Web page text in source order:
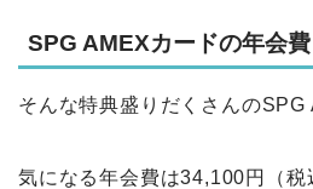
SPG AMEXカードの年会費
そんな特典盛りだくさんのSPG
気になる年会費は34,100円（税